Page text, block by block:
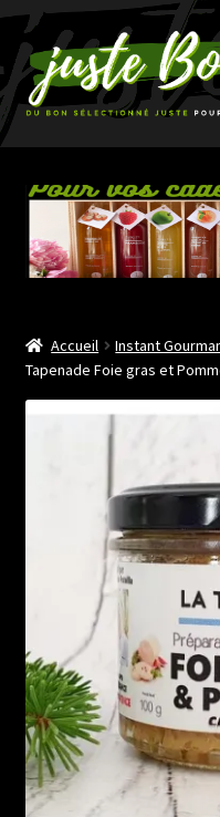
Aller
à
la
navigation
Aller
au
contenu
Accueil
Boutique
Accueil Instant
Tapenade Foie gras et